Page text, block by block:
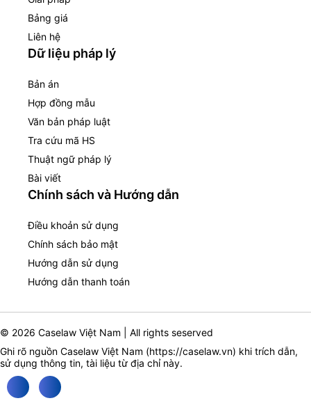
Bảng giá
Liên hệ
Dữ liệu pháp lý
Bản án
Hợp đồng mẫu
Văn bản pháp luật
Tra cứu mã HS
Thuật ngữ pháp lý
Bài viết
Chính sách và Hướng dẫn
Điều khoản sử dụng
Chính sách bảo mật
Hướng dẫn sử dụng
Hướng dẫn thanh toán
© 2026 Caselaw Việt Nam | All rights seserved
Ghi rõ nguồn Caselaw Việt Nam (https://caselaw.vn) khi trích dẫn,
sử dụng thông tin, tài liệu từ địa chỉ này.